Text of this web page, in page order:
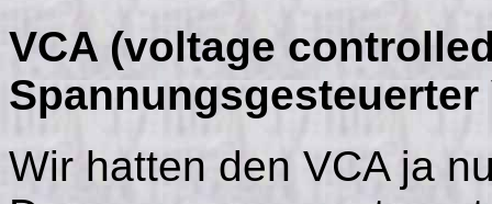
VCA (voltage
Spannungsgesteuerter
Wir hatten den VCA ja